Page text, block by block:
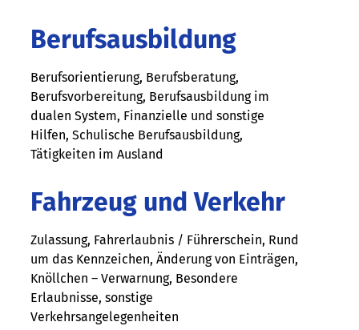
Berufsausbildung
Berufsorientierung, Berufsberatung,
Berufsvorbereitung, Berufsausbildung im
dualen System, Finanzielle und sonstige
Hilfen, Schulische Berufsausbildung,
Tätigkeiten im Ausland
Fahrzeug und Verkehr
Zulassung, Fahrerlaubnis / Führerschein, Rund
um das Kennzeichen, Änderung von Einträgen,
Knöllchen – Verwarnung, Besondere
Erlaubnisse, sonstige
Verkehrsangelegenheiten